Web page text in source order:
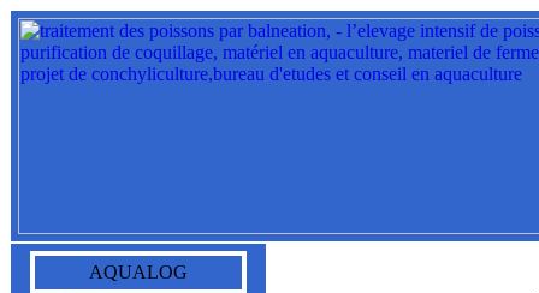
AQUALOG